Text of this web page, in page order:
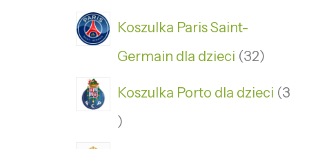
Koszulka Paris Saint-
Germain dla dzieci 32
Koszulka Porto dla dzieci 3